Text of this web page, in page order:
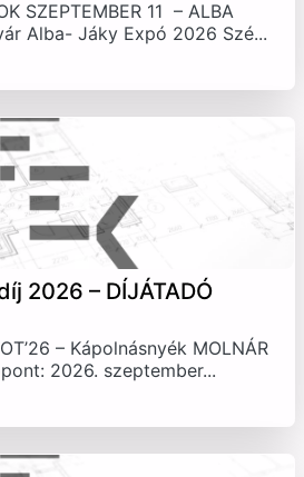
SZEPTEMBER 11 – ALBA
Alba- Jáky Expó 2026 Szé...
2026 – DÍJÁTADÓ
– Kápolnásnyék MOLNÁR
2026. szeptember...